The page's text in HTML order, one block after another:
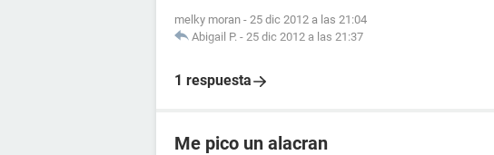
melky moran - 25 dic 2012 a las 21:04
Abigail P. - 25 dic 2012 a las 21:37
1 respuesta
Me pico un alacran